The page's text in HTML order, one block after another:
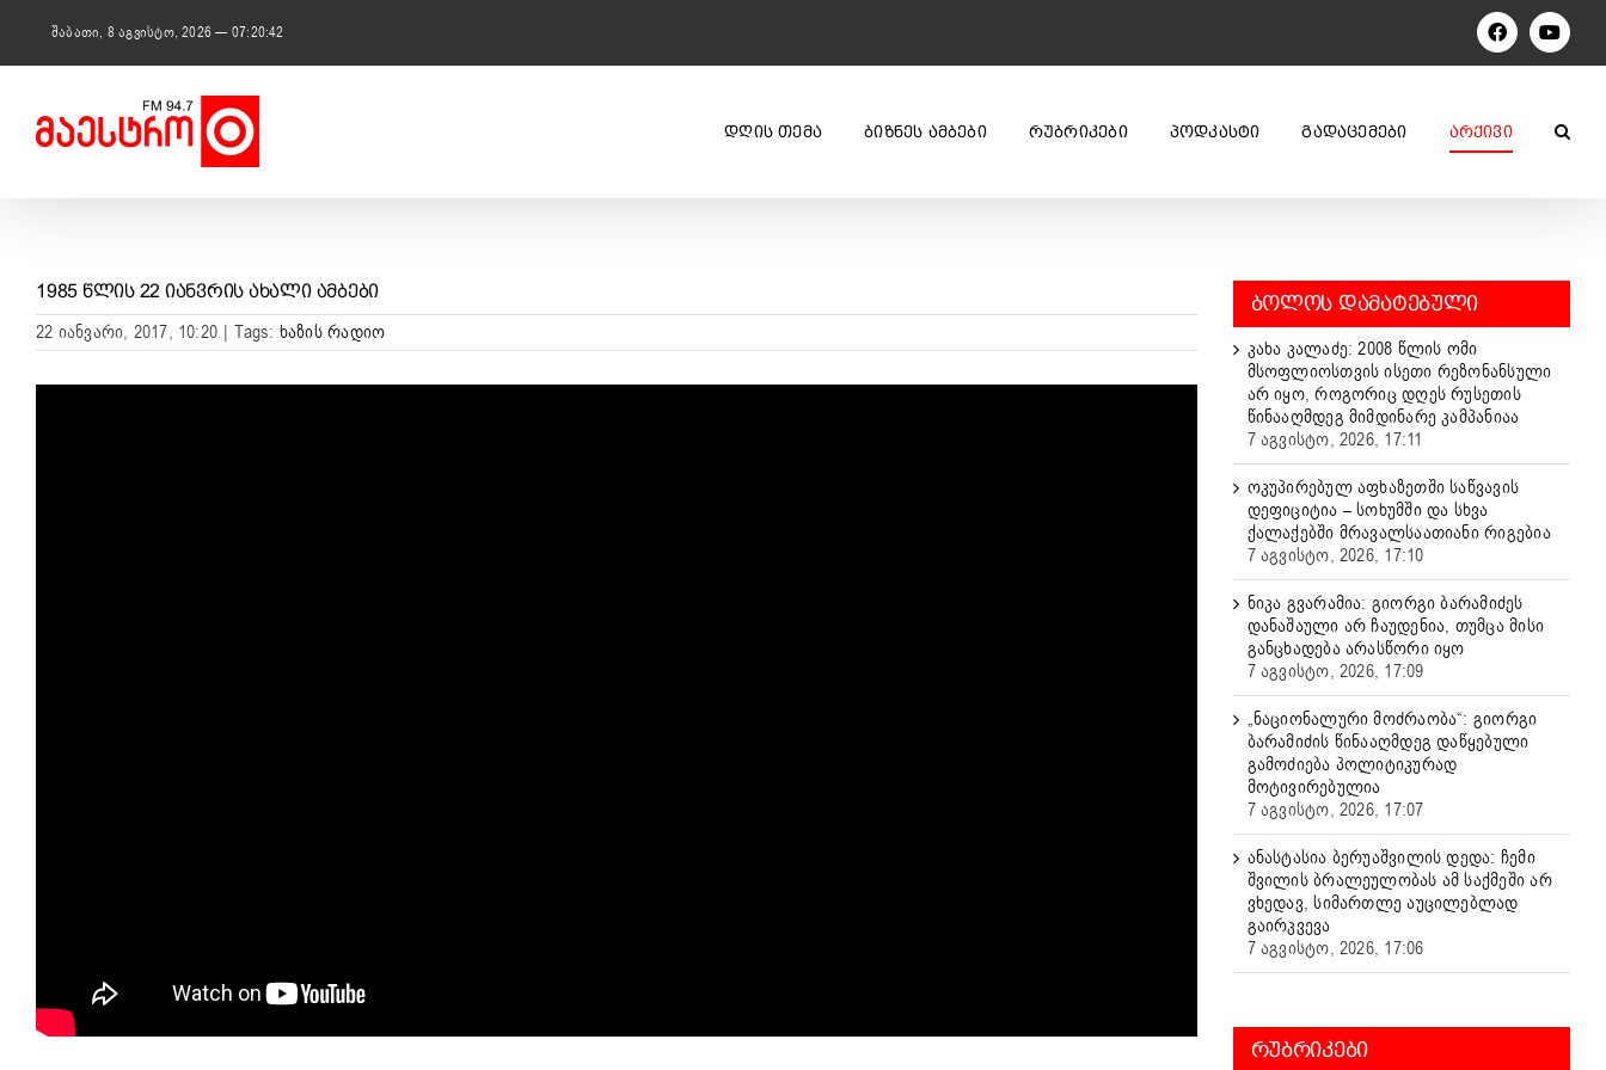
შაბათი, 8 აგვისტო, 2026 — 07:20:43 Facebook
ᲓᲦᲘᲡ ᲗᲔᲛᲐ ᲑᲘᲖᲜᲔᲡ ᲐᲛᲑᲔᲑᲘ ᲠᲣᲑᲠᲘᲙᲔᲑᲘ ᲞᲝᲓᲙᲐᲡᲢᲘ ᲒᲐᲓᲐᲪᲔᲛᲔᲑᲘ ᲐᲠᲥᲘᲕᲘ
1985 ᲬᲚᲘᲡ 22 ᲘᲐᲜᲕᲠᲘᲡ ᲐᲮᲐᲚᲘ ᲐᲛᲑᲔᲑᲘ
22 იანვარი, 2017, 10:20 | Tags: ხაზის რადიო
ᲑᲝᲚᲝᲡ ᲓᲐᲛᲐᲢᲔᲑᲣᲚᲘ
კახა კალაძე: 2008 წლის ომი
მსოფლიოსთვის ისეთი რეზონანსული
არ იყო, როგორიც დღეს რუსეთის
წინააღმდეგ მიმდინარე კამპანიაა
7 აგვისტო, 2026, 17:11
ოკუპირებულ აფხაზეთში საწვავის
დეფიციტია – სოხუმში და სხვა
ქალაქებში მრავალსაათიანი რიგებია
7 აგვისტო, 2026, 17:10
ნიკა გვარამია: გიორგი ბარამიძეს
დანაშაული არ ჩაუდენია, თუმცა მისი
განცხადება არასწორი იყო
7 აგვისტო, 2026, 17:09
„ნაციონალური მოძრაობა“: გიორგი
ბარამიძის წინააღმდეგ დაწყებული
გამოძიება პოლიტიკურად
მოტივირებულია
7 აგვისტო, 2026, 17:07
ანასტასია ბერუაშვილის დედა: ჩემი
შვილის ბრალეულობას ამ საქმეში არ
ვხედავ, სიმართლე აუცილებლად
გაირკვევა
7 აგვისტო, 2026, 17:06
ᲠᲣᲑᲠᲘᲙᲔᲑᲘ